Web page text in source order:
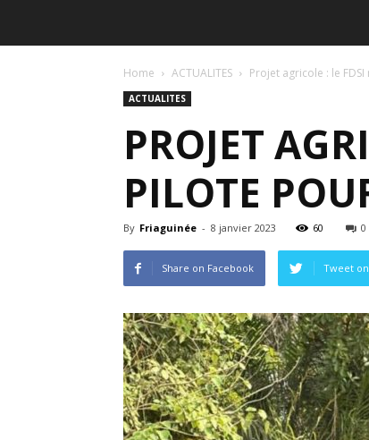
Home ACTUALITES Projet agricole : le
ACTUALITES
PROJET
PILOTE
By Friaguinée - 8 janvier 2023 60 0
Share on Facebook Tweet